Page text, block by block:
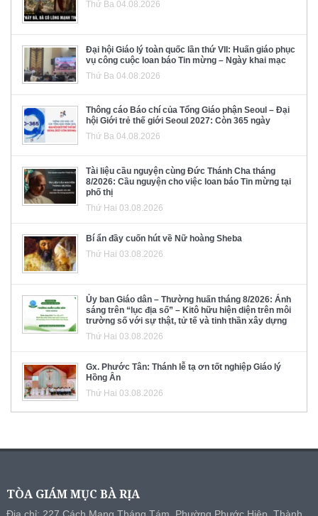
Thứ Ba 04.08.2026
Đại hội Giáo lý toàn quốc lần thứ VII: Huấn giáo phục
vụ công cuộc loan báo Tin mừng – Ngày khai mạc
Thứ Ba 04.08.2026
Thông cáo Báo chí của Tổng Giáo phận Seoul – Đại
hội Giới trẻ thế giới Seoul 2027: Còn 365 ngày
Thứ Ba 04.08.2026
Tài liệu cầu nguyện cùng Đức Thánh Cha tháng
8/2026: Cầu nguyện cho việc loan báo Tin mừng tại
phố thị
Thứ Hai 03.08.2026
Bí ẩn đầy cuốn hút về Nữ hoàng Sheba
Thứ Hai 03.08.2026
Ủy ban Giáo dân – Thường huấn tháng 8/2026: Ánh
sáng trên “lục địa số” – Kitô hữu hiện diện trên môi
trường số với sự thật, tử tế và tinh thần xây dựng
Thứ Hai 03.08.2026
Gx. Phước Tân: Thánh lễ tạ ơn tốt nghiệp Giáo lý
Hồng Ân
Thứ Hai 03.08.2026
TÒA GIÁM MỤC BÀ RỊA